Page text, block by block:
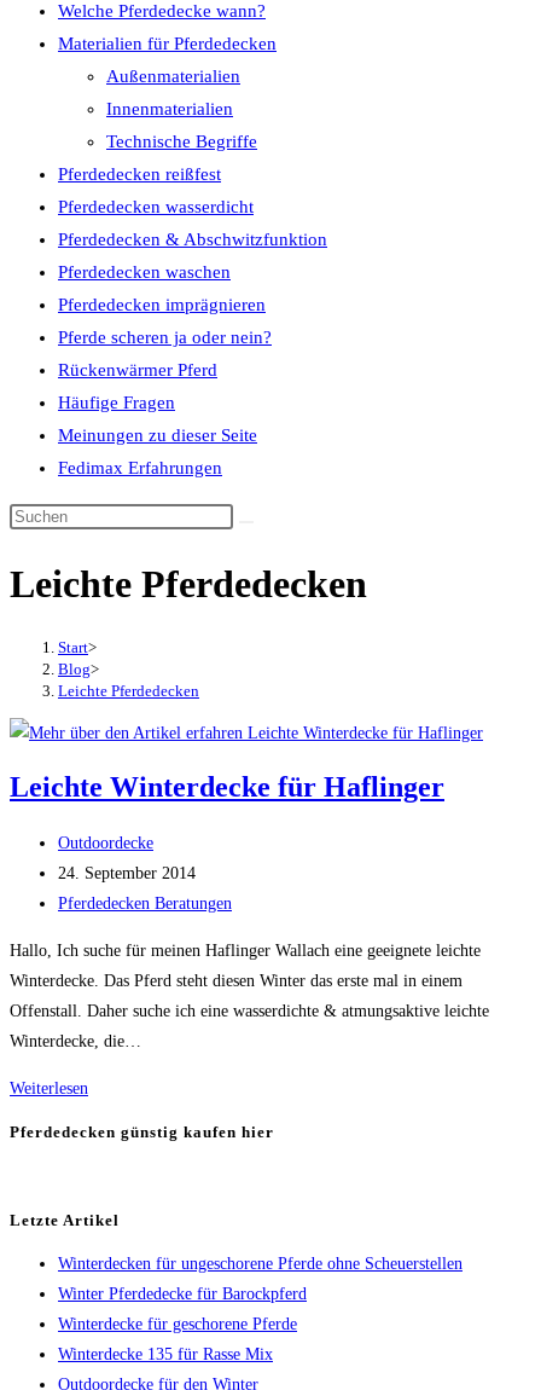
Welche Pferdedecke wann?
Materialien für Pferdedecken
Außenmaterialien
Innenmaterialien
Technische Begriffe
Pferdedecken reißfest
Pferdedecken wasserdicht
Pferdedecken & Abschwitzfunktion
Pferdedecken waschen
Pferdedecken imprägnieren
Pferde scheren ja oder nein?
Rückenwärmer Pferd
Häufige Fragen
Meinungen zu dieser Seite
Fedimax Erfahrungen
Diese
durchsuchen
Leichte Pferdedecken
Start>
Blog>
Leichte Pferdedecken
Leichte Winterdecke für Haflinger
Beitrags-
Autor:
Outdoordecke
Beitrag
veröffentlicht:
24. September 2014
Beitrags-
Pferdedecken Beratungen
Hallo, Ich suche für meinen Haflinger Wallach eine geeignete leichte
Winterdecke. Das Pferd steht diesen Winter das erste mal in einem
Offenstall. Daher suche ich eine wasserdichte & atmungsaktive leichte
Winterdecke, die…
Weiterlesen
Pferdedecken günstig kaufen hier
Letzte Artikel
Winterdecken für ungeschorene Pferde ohne Scheuerstellen
Winter Pferdedecke für Barockpferd
Winterdecke für geschorene Pferde
Winterdecke 135 für Rasse Mix
Outdoordecke für den Winter